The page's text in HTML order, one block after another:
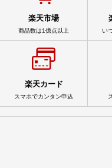
楽天市場
商品数は1億点以上 い
楽天カード
スマホでカンタン申込